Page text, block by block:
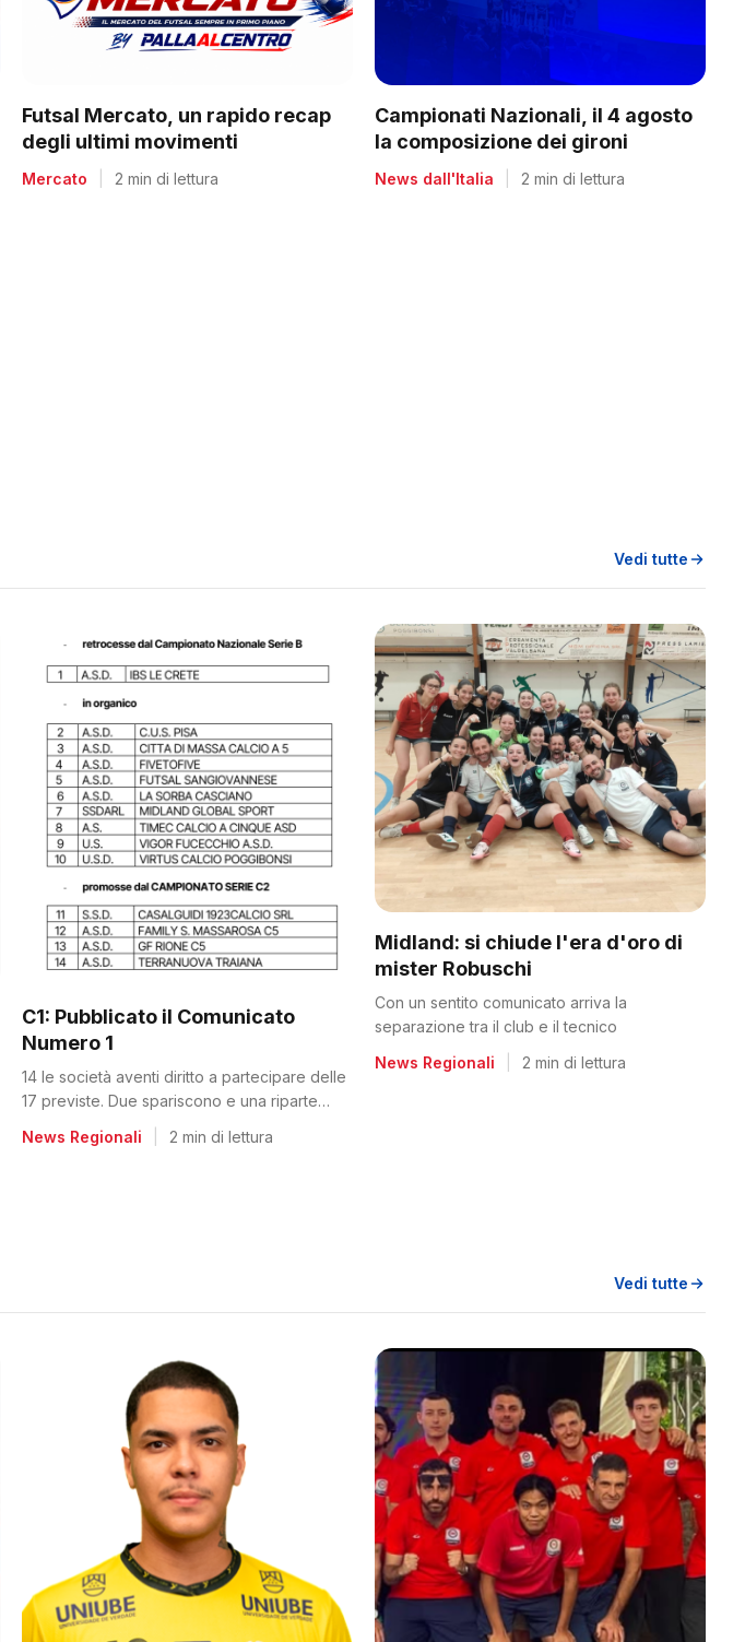
Futsal Mercato, un rapido recap
degli ultimi movimenti
Mercato 2 min di lettura
Campionati Nazionali, il 4 agosto
la composizione dei gironi
News dall'Italia 2 min di lettura
Vedi tutte
C1: Pubblicato il Comunicato
Numero 1
14 le società aventi diritto a partecipare delle
17 previste. Due spariscono e una riparte
News Regionali 2 min di lettura
Midland: si chiude l'era d'oro di
mister Robuschi
Con un sentito comunicato arriva la
separazione tra il club e il tecnico
News Regionali
2 min di lettura
Vedi tutte